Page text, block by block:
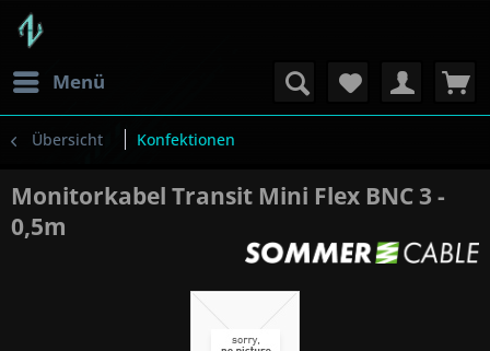
Menü
Übersicht Konfektionen
Monitorkabel Transit Mini Flex BNC 3 -
0,5m